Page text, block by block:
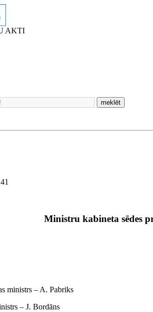
AKTI
meklēt
Ministru kabineta sēdes
ministrs ‒ A. Pabriks
‒ J. Bordāns